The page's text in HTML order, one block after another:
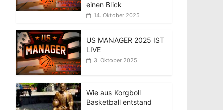
einen Blick
14. Oktober 2025
US MANAGER 2025 IST
LIVE
3. Oktober 2025
Wie aus Korgboll
Basketball entstand